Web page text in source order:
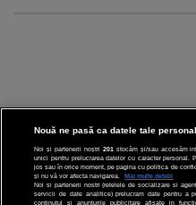
CINEMA
DIVERTISMENT
Nouă ne pasă ca datele tale
Noi și partenerii noștri 201 stocăm și/sau accesăm
unici pentru prelucrarea datelor cu caracter
jos sau în orice moment, pe pagina cu politica de
și nu vă vor afecta navigarea.
Mai multe detalii
Noi si partenerii nostri (retelele de socializare si
servicii de date analitice) prelucram date pentru a
continutul si anunturile publicitare afisate in